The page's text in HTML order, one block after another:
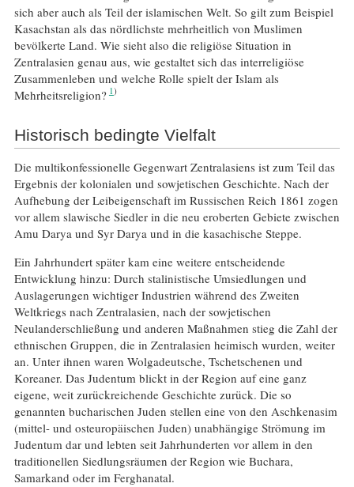
sich aber auch als Teil der islamischen Welt. So gilt zum Beispiel
Kasachstan als das nördlichste mehrheitlich von Muslimen
bevölkerte Land. Wie sieht also die religiöse Situation in
Zentralasien genau aus, wie gestaltet sich das interreligiöse
Zusammenleben und welche Rolle spielt der Islam als
Mehrheitsreligion? 1
Historisch bedingte Vielfalt
Die multikonfessionelle Gegenwart Zentralasiens ist zum Teil das
Ergebnis der kolonialen und sowjetischen Geschichte. Nach der
Aufhebung der Leibeigenschaft im Russischen Reich 1861 zogen
vor allem slawische Siedler in die neu eroberten Gebiete zwischen
Amu Darya und Syr Darya und in die kasachische Steppe.
Ein Jahrhundert später kam eine weitere entscheidende
Entwicklung hinzu: Durch stalinistische Umsiedlungen und
Auslagerungen wichtiger Industrien während des Zweiten
Weltkriegs nach Zentralasien, nach der sowjetischen
Neulanderschließung und anderen Maßnahmen stieg die Zahl der
ethnischen Gruppen, die in Zentralasien heimisch wurden, weiter
an. Unter ihnen waren Wolgadeutsche, Tschetschenen und
Koreaner. Das Judentum blickt in der Region auf eine ganz
eigene, weit zurückreichende Geschichte zurück. Die so
genannten bucharischen Juden stellen eine von den Aschkenasim
(mittel- und osteuropäischen Juden) unabhängige Strömung im
Judentum dar und lebten seit Jahrhunderten vor allem in den
traditionellen Siedlungsräumen der Region wie Buchara,
Samarkand oder im Ferghanatal.